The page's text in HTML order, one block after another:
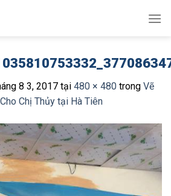
8 3, 2017 tại 480 × 480 trong Vẽ
Chị Thủy tại Hà Tiên